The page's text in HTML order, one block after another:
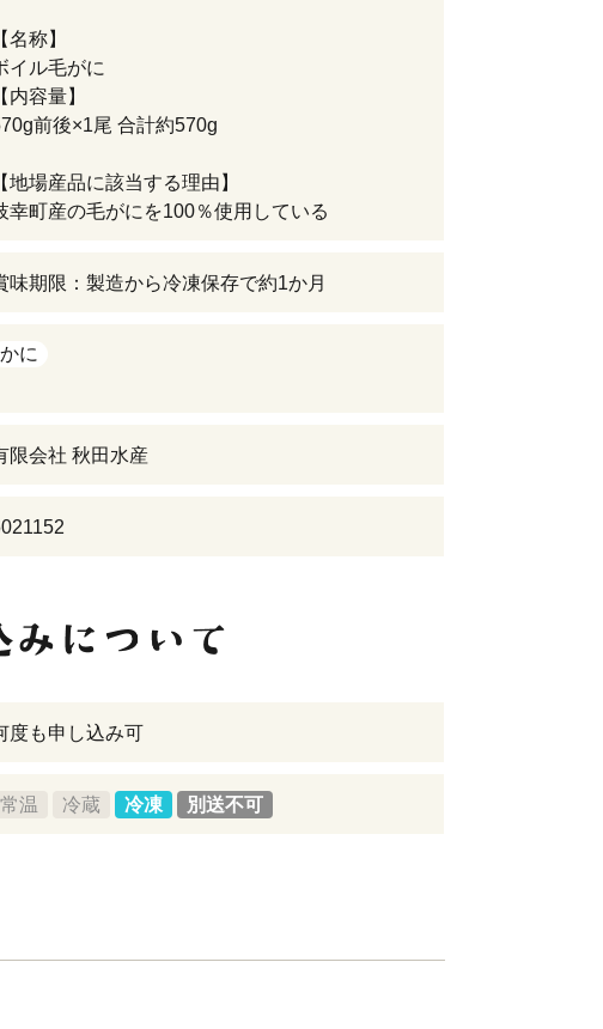
【名称】
イル毛がに
【内容量】
前後×1尾 合計約570g
【地場産品に該当する理由】
幸町産の毛がにを100％使用している
味期限：製造から冷凍保存で約1か月
かに
限会社 秋田水産
度も申し込み可
常温 冷蔵 冷凍 別送不可